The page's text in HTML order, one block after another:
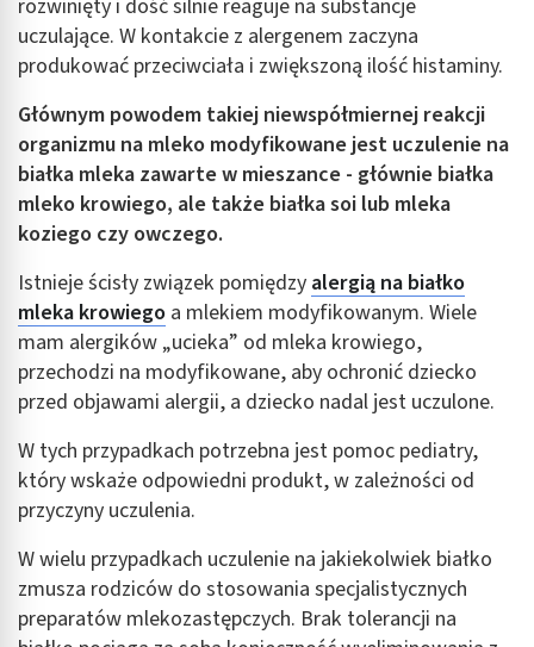
rozwinięty i dość silnie reaguje na substancje
uczulające. W kontakcie z alergenem zaczyna
produkować przeciwciała i zwiększoną ilość histaminy.
Głównym powodem takiej niewspółmiernej reakcji
organizmu na mleko modyfikowane jest uczulenie na
białka mleka zawarte w mieszance - głównie białka
mleko krowiego, ale także białka soi lub mleka
koziego czy owczego.
Istnieje ścisły związek pomiędzy alergią na białko
mleka krowiego a mlekiem modyfikowanym. Wiele
mam alergików „ucieka” od mleka krowiego,
przechodzi na modyfikowane, aby ochronić dziecko
przed objawami alergii, a dziecko nadal jest uczulone.
W tych przypadkach potrzebna jest pomoc pediatry,
który wskaże odpowiedni produkt, w zależności od
przyczyny uczulenia.
W wielu przypadkach uczulenie na jakiekolwiek białko
zmusza rodziców do stosowania specjalistycznych
preparatów mlekozastępczych. Brak tolerancji na